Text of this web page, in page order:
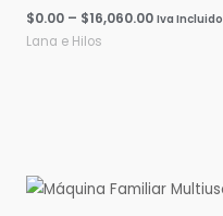
$0.00 – $16,060.00 Iva Incluido
Lana e Hilos